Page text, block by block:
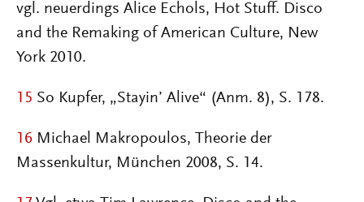
vgl. neuerdings Alice Echols, Hot Stuff. Disco
and the Remaking of American Culture, New
York 2010.
15 So Kupfer, „Stayin’ Alive“ (Anm. 8), S. 178.
16 Michael Makropoulos, Theorie der
Massenkultur, München 2008, S. 14.